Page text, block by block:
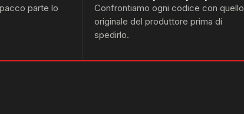
parte lo
Confrontiamo ogni codice con quello
originale del produttore prima di
spedirlo.